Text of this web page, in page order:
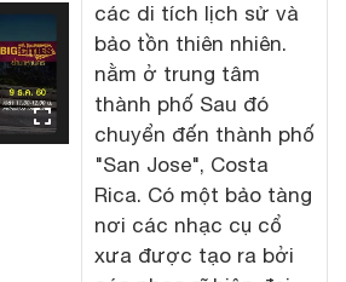
các di tích lịch sử và
bảo tồn thiên nhiên.
nằm ở trung tâm
thành phố Sau đó
chuyển đến thành phố
"San Jose", Costa
Rica. Có một bảo tàng
nơi các nhạc cụ cổ
xưa được tạo ra bởi